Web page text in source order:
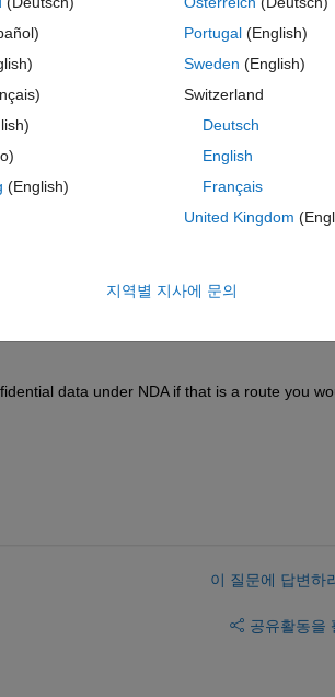
importing that includes more than 10
That is so weird, also empty model
no implementation, all terminated or
less sized models.
data under NDA if that is a route you
이 질문에 답변하
공유활동을
(English)
Portugal(English)
Sweden (English)
Switzerland
Deutsch
English
Français
United Kingdom
지역별 지사에 문의